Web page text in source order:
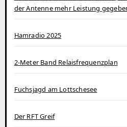
der Antenne mehr Leistung
Hamradio 2025
2-Meter Band Relaisfrequenzplan
Fuchsjagd am Lottschesee
Der RFT Greif